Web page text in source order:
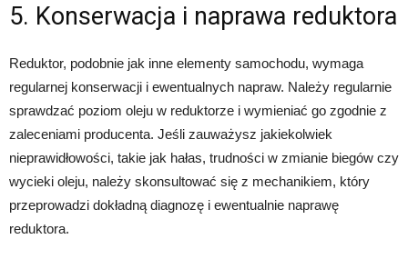
5. Konserwacja i naprawa reduktora
Reduktor, podobnie jak inne elementy samochodu, wymaga
regularnej konserwacji i ewentualnych napraw. Należy regularnie
sprawdzać poziom oleju w reduktorze i wymieniać go zgodnie z
zaleceniami producenta. Jeśli zauważysz jakiekolwiek
nieprawidłowości, takie jak hałas, trudności w zmianie biegów czy
wycieki oleju, należy skonsultować się z mechanikiem, który
przeprowadzi dokładną diagnozę i ewentualnie naprawę
reduktora.